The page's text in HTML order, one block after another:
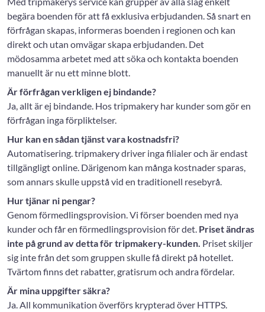
begära boenden för att få exklusiva erbjudanden. Så snart en
förfrågan skapas, informeras boenden i regionen och kan
direkt och utan omvägar skapa erbjudanden. Det
mödosamma arbetet med att söka och kontakta boenden
manuellt är nu ett minne blott.
Är förfrågan verkligen ej bindande?
Ja, allt är ej bindande. Hos tripmakery har kunder som gör en
förfrågan inga förpliktelser.
Hur kan en sådan tjänst vara kostnadsfri?
Automatisering. tripmakery driver inga filialer och är endast
tillgängligt online. Därigenom kan många kostnader sparas,
som annars skulle uppstå vid en traditionell resebyrå.
Hur tjänar ni pengar?
Genom förmedlingsprovision. Vi förser boenden med nya
kunder och får en förmedlingsprovision för det. Priset ändras
inte på grund av detta för tripmakery-kunden. Priset skiljer
sig inte från det som gruppen skulle få direkt på hotellet.
Tvärtom finns det rabatter, gratisrum och andra fördelar.
Är mina uppgifter säkra?
Ja. All kommunikation överförs krypterad över HTTPS.